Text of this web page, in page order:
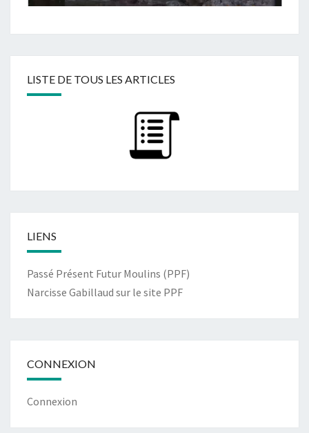
LISTE DE TOUS LES ARTICLES
LIENS
Passé Présent Futur Moulins (PPF)
Narcisse Gabillaud sur le site PPF
CONNEXION
Connexion